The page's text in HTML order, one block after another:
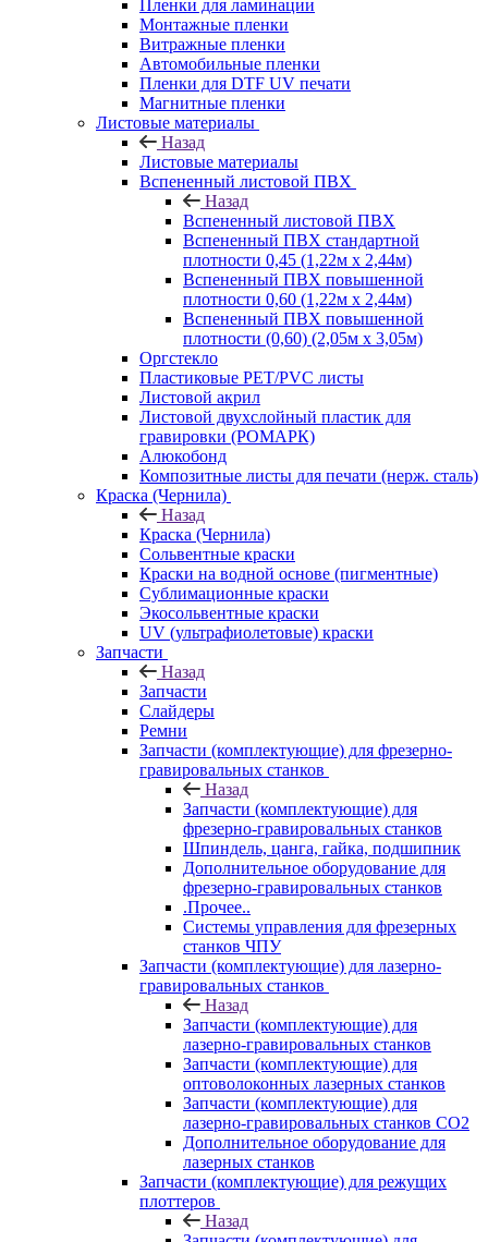
Пленки для ламинации
Монтажные пленки
Витражные пленки
Автомобильные пленки
Пленки для DTF UV печати
Магнитные пленки
Листовые материалы
Назад
Листовые материалы
Вспененный листовой ПВХ
Назад
Вспененный листовой ПВХ
Вспененный ПВХ стандартной
плотности 0,45 (1,22м х 2,44м)
Вспененный ПВХ повышенной
плотности 0,60 (1,22м х 2,44м)
Вспененный ПВХ повышенной
плотности (0,60) (2,05м х 3,05м)
Оргстекло
Пластиковые PET/PVC листы
Листовой акрил
Листовой двухслойный пластик для
гравировки (РОМАРК)
Алюкобонд
Композитные листы для печати (нерж. сталь)
Краска (Чернила)
Назад
Краска (Чернила)
Сольвентные краски
Краски на водной основе (пигментные)
Сублимационные краски
Экосольвентные краски
UV (ультрафиолетовые) краски
Запчасти
Назад
Запчасти
Слайдеры
Ремни
Запчасти (комплектующие) для фрезерно-
гравировальных станков
Назад
Запчасти (комплектующие) для
фрезерно-гравировальных станков
Шпиндель, цанга, гайка, подшипник
Дополнительное оборудование для
фрезерно-гравировальных станков
.Прочее..
Системы управления для фрезерных
станков ЧПУ
Запчасти (комплектующие) для лазерно-
гравировальных станков
Назад
Запчасти (комплектующие) для
лазерно-гравировальных станков
Запчасти (комплектующие) для
оптоволоконных лазерных станков
Запчасти (комплектующие) для
лазерно-гравировальных станков CO2
Дополнительное оборудование для
лазерных станков
Запчасти (комплектующие) для режущих
плоттеров
Назад